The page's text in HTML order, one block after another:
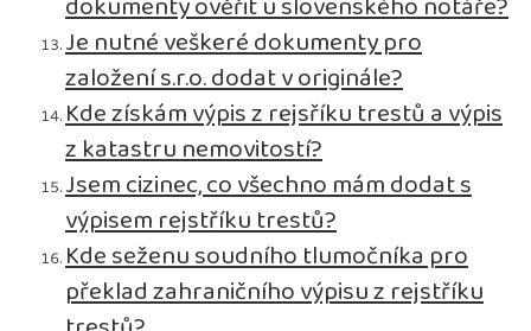
Je nutné veškeré dokumenty pro
založení s.r.o. dodat v originále?
Kde získám výpis z rejsříku trestů a výpis
z katastru nemovitostí?
Jsem cizinec, co všechno mám dodat s
výpisem rejstříku trestů?
Kde seženu soudního tlumočníka pro
překlad zahraničního výpisu z rejstříku